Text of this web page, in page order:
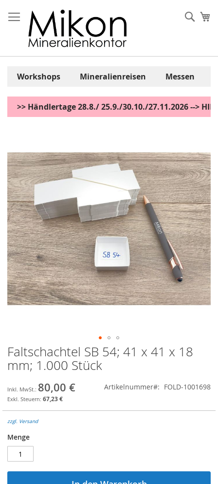
Inhalt
springen
Workshops Mineralienreisen Messen
>> Händlertage 28.8./ 25.9./30.10./27.11.2026 -->
der
Bildgalerie
springen
Zum
Anfang
der
springen
Faltschachtel SB 54; 41 x 41 x 18
mm; 1.000 Stück
80,00 €
67,23 €
Artikelnummer FOLD-1001698
zzgl. Versand
Menge